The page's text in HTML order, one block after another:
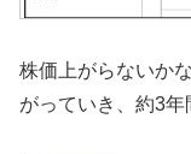
株価上がらないか
がっていき、約3年